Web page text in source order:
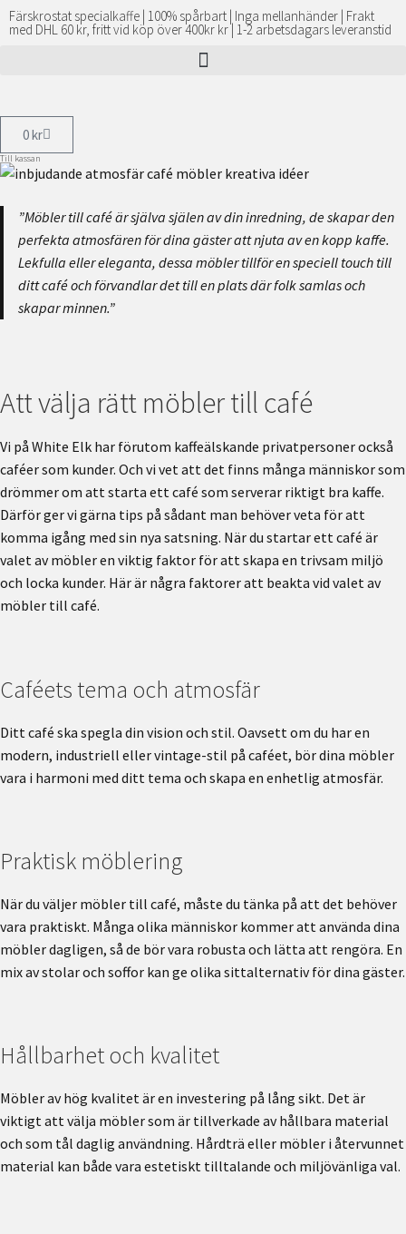
Färskrostat specialkaffe | 100% spårbart | Inga mellanhänder | Frakt
med DHL 60 kr, fritt vid köp över 400kr kr | 1-2 arbetsdagars leveranstid
0kr
Till kassan
”Möbler till café är själva själen av din inredning, de skapar den
perfekta atmosfären för dina gäster att njuta av en kopp kaffe.
Lekfulla eller eleganta, dessa möbler tillför en speciell touch till
ditt café och förvandlar det till en plats där folk samlas och
skapar minnen.”
Att välja rätt möbler till café
Vi på White Elk har förutom kaffeälskande privatpersoner också
caféer som kunder. Och vi vet att det finns många människor som
drömmer om att starta ett café som serverar riktigt bra kaffe.
Därför ger vi gärna tips på sådant man behöver veta för att
komma igång med sin nya satsning. När du startar ett café är
valet av möbler en viktig faktor för att skapa en trivsam miljö
och locka kunder. Här är några faktorer att beakta vid valet av
möbler till café.
Caféets tema och atmosfär
Ditt café ska spegla din vision och stil. Oavsett om du har en
modern, industriell eller vintage-stil på caféet, bör dina möbler
vara i harmoni med ditt tema och skapa en enhetlig atmosfär.
Praktisk möblering
När du väljer möbler till café, måste du tänka på att det behöver
vara praktiskt. Många olika människor kommer att använda dina
möbler dagligen, så de bör vara robusta och lätta att rengöra. En
mix av stolar och soffor kan ge olika sittalternativ för dina gäster.
Hållbarhet och kvalitet
Möbler av hög kvalitet är en investering på lång sikt. Det är
viktigt att välja möbler som är tillverkade av hållbara material
och som tål daglig användning. Hårdträ eller möbler i återvunnet
material kan både vara estetiskt tilltalande och miljövänliga val.